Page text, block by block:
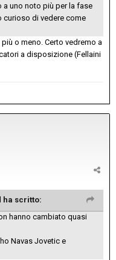
uno noto più per la fase
curioso di vedere come
o meno. Certo vedremo a
a disposizione (Fellaini
ha scritto:
hanno cambiato quasi
Navas Jovetic e